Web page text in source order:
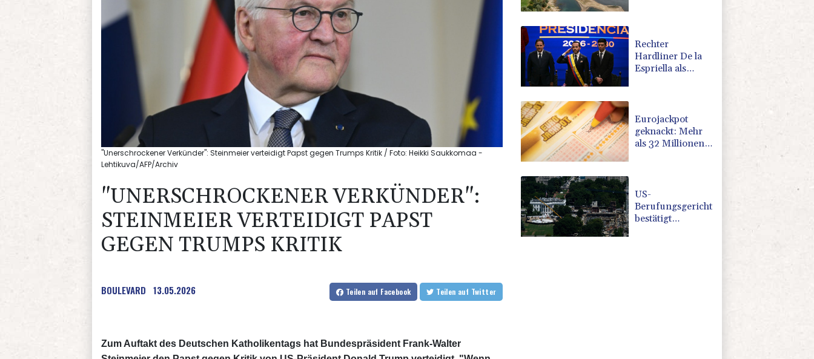
"Unerschrockener Verkünder": Steinmeier verteidigt Papst gegen Trumps Kritik / Foto: Heikki Saukkomaa -
Lehtikuva/AFP/Archiv
"UNERSCHROCKENER VERKÜNDER":
STEINMEIER VERTEIDIGT PAPST
GEGEN TRUMPS KRITIK
BOULEVARD 13.05.2026 Teilen auf Facebook Teilen auf Twitter
Zum Auftakt des Deutschen Katholikentags hat Bundespräsident Frank-Walter
Rechter
Hardliner De la
Espriella als
Eurojackpot
geknackt: Mehr
als 32 Millionen
US-
Berufungsgericht
bestätigt